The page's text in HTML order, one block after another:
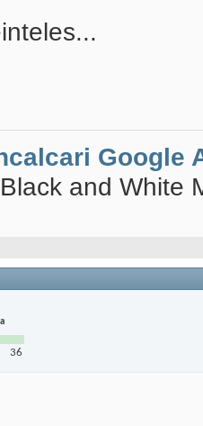
Google
and White
36